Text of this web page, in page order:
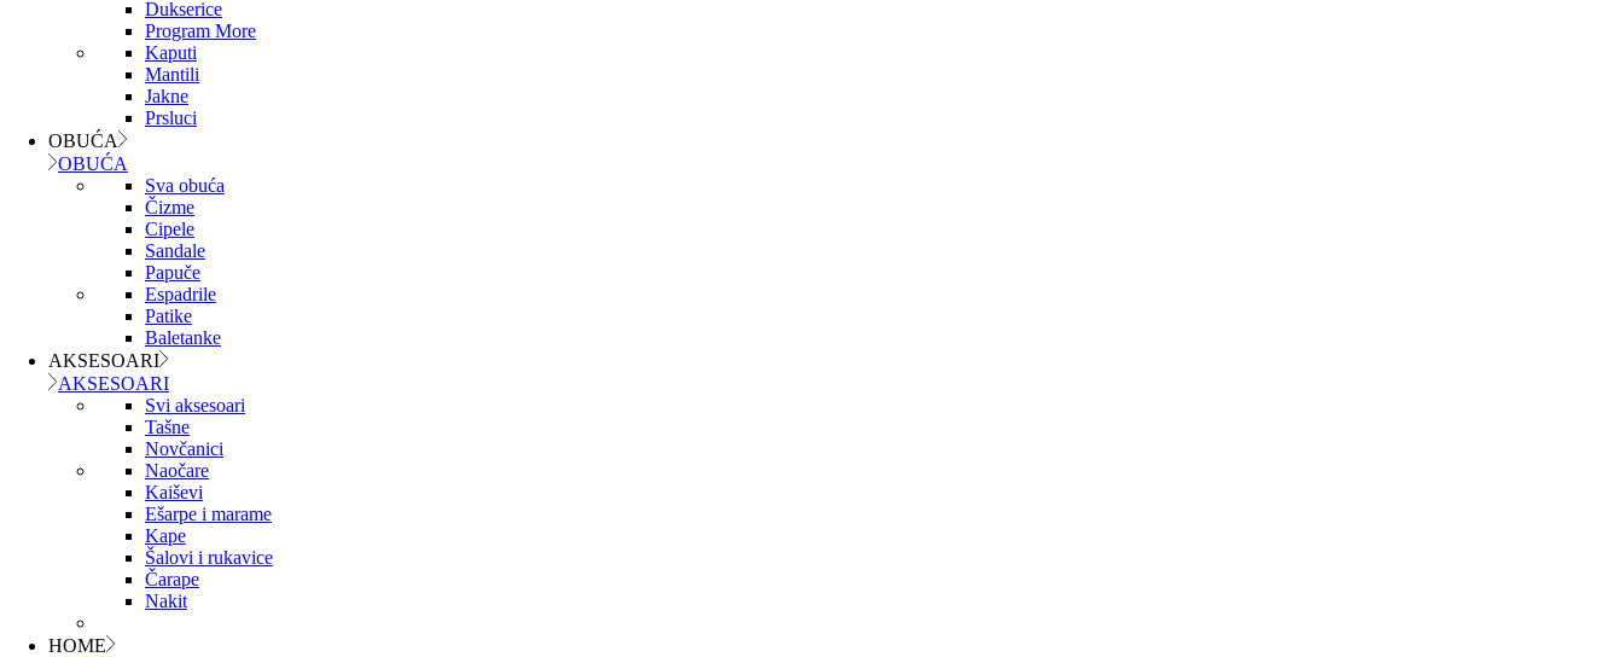
Dukserice
Program More
Kaputi
Mantili
Jakne
Prsluci
OBUĆA
OBUĆA
Sva obuća
Čizme
Cipele
Sandale
Papuče
Espadrile
Patike
Baletanke
AKSESOARI
AKSESOARI
Svi aksesoari
Tašne
Novčanici
Naočare
Kaiševi
Ešarpe i marame
Kape
Šalovi i rukavice
Čarape
Nakit
HOME